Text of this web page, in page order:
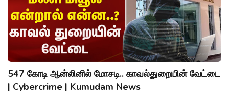
547 கோடி ஆன்லினில் மோசடி.. காவல்துறையின் வேட்டை
| Cybercrime | Kumudam News